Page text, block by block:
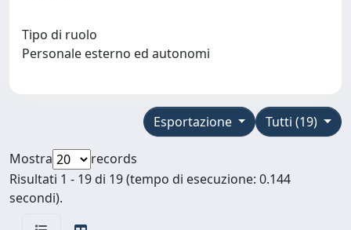
Tipo di ruolo
Personale esterno ed autonomi
Tutti (19)
Esportazione
Mostra
records
Risultati 1 - 19 di 19 (tempo di esecuzione: 0.144
secondi).